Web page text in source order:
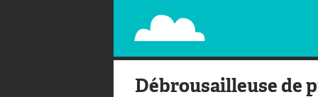
PAPERPLANE
STREET, AMBIENT, GUÉRILLA MARKETING
Débrousailleuse de